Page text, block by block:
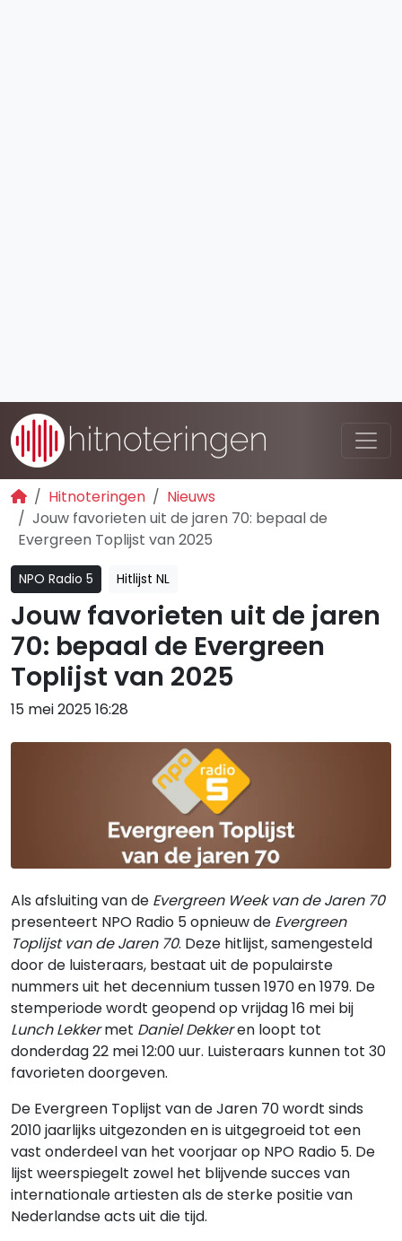
Hitnoteringen
Nieuws
Jouw favorieten uit de jaren 70: bepaal de
Evergreen Toplijst van 2025
NPO Radio 5 Hitlijst NL
Jouw favorieten uit de jaren
70: bepaal de Evergreen
Toplijst van 2025
15 mei 2025 16:28
Als afsluiting van de Evergreen Week van de Jaren 70
presenteert NPO Radio 5 opnieuw de Evergreen
Toplijst van de Jaren 70. Deze hitlijst, samengesteld
door de luisteraars, bestaat uit de populairste
nummers uit het decennium tussen 1970 en 1979. De
stemperiode wordt geopend op vrijdag 16 mei bij
Lunch Lekkermet Daniel Dekkeren loopt tot
donderdag 22 mei 12:00 uur. Luisteraars kunnen tot 30
favorieten doorgeven.
De Evergreen Toplijst van de Jaren 70 wordt sinds
2010 jaarlijks uitgezonden en is uitgegroeid tot een
vast onderdeel van het voorjaar op NPO Radio 5. De
lijst weerspiegelt zowel het blijvende succes van
internationale artiesten als de sterke positie van
Nederlandse acts uit die tijd.